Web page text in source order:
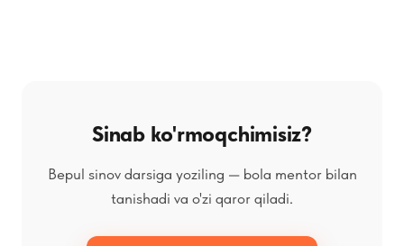
Sinab ko'rmoqchimisiz?
Bepul sinov darsiga yoziling — bola mentor bilan
tanishadi va o'zi qaror qiladi.